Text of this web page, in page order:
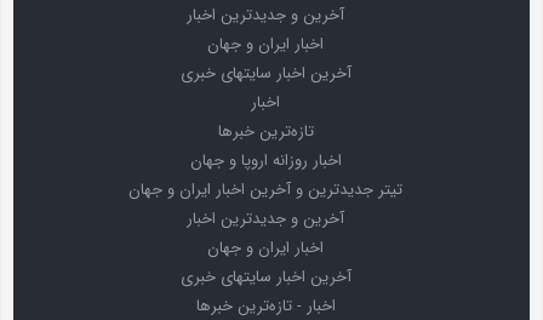
آخرین و جدیدترین اخبار
اخبار ایران و جهان
آخرین اخبار سایتهای خبری
اخبار
تازه‌ترین خبرها
اخبار روزانه اروپا و جهان
تیتر جدیدترین و آخرین اخبار ایران و جهان
آخرین و جدیدترین اخبار
اخبار ایران و جهان
آخرین اخبار سایتهای خبری
اخبار - تازه‌ترین خبرها